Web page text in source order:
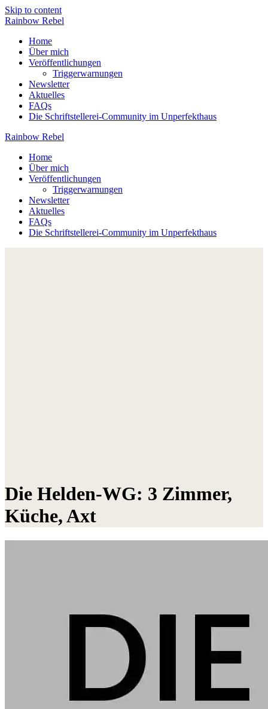
Skip to content
Rainbow Rebel
Home
Über mich
Veröffentlichungen
Triggerwarnungen
Newsletter
Aktuelles
FAQs
Die Schriftstellerei-Community im Unperfekthaus
Rainbow Rebel
Home
Über mich
Veröffentlichungen
Triggerwarnungen
Newsletter
Aktuelles
FAQs
Die Schriftstellerei-Community im Unperfekthaus
Die Helden-WG: 3 Zimmer,
Küche, Axt